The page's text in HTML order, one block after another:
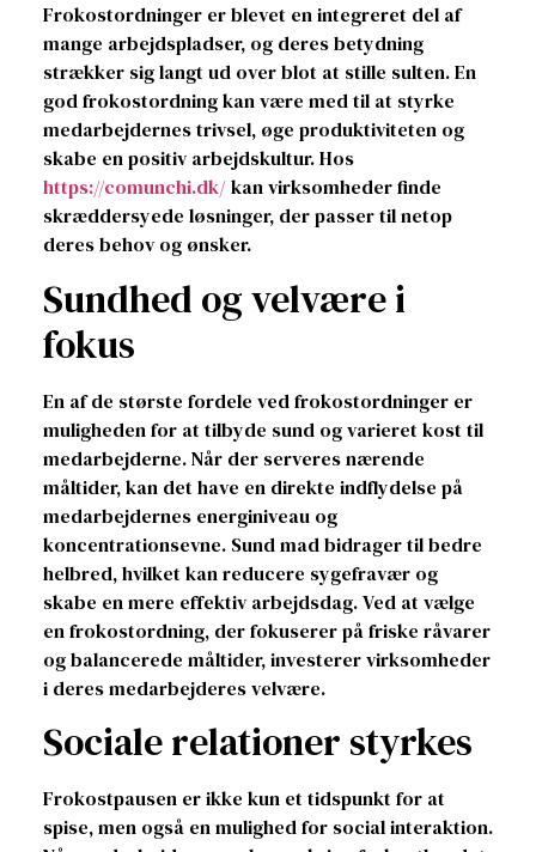
Frokostordninger er blevet en integreret del af
mange arbejdspladser, og deres betydning
strækker sig langt ud over blot at stille sulten. En
god frokostordning kan være med til at styrke
medarbejdernes trivsel, øge produktiviteten og
skabe en positiv arbejdskultur. Hos
https://comunchi.dk/ kan virksomheder finde
skræddersyede løsninger, der passer til netop
deres behov og ønsker.
Sundhed og velvære i
fokus
En af de største fordele ved frokostordninger er
muligheden for at tilbyde sund og varieret kost til
medarbejderne. Når der serveres nærende
måltider, kan det have en direkte indflydelse på
medarbejdernes energiniveau og
koncentrationsevne. Sund mad bidrager til bedre
helbred, hvilket kan reducere sygefravær og
skabe en mere effektiv arbejdsdag. Ved at vælge
en frokostordning, der fokuserer på friske råvarer
og balancerede måltider, investerer virksomheder
i deres medarbejderes velvære.
Sociale relationer styrkes
Frokostpausen er ikke kun et tidspunkt for at
spise, men også en mulighed for social interaktion.